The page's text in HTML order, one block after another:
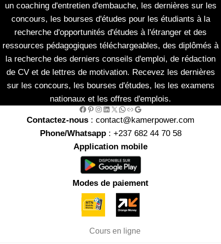
un coaching d'entretien d'embauche, les dernières sur les
concours, les bourses d'études pour les étudiants à la
recherche d'opportunités d'études à l'étranger et des
ressources pédagogiques téléchargeables, des diplômés à
la recherche des derniers conseils d'emploi, de rédaction
de CV et de lettres de motivation. Recevez les dernières
sur les concours, les bourses d'études, les les examens
nationaux et les offres d'emplois.
Facebook Pinterest InstagramLinkedIn X WhatsApp Link Google
Contactez-nous : contact@kamerpower.com
Phone/Whatsapp: +237 682 44 70 58
Application mobile
Modes de paiement
Cours en ligne